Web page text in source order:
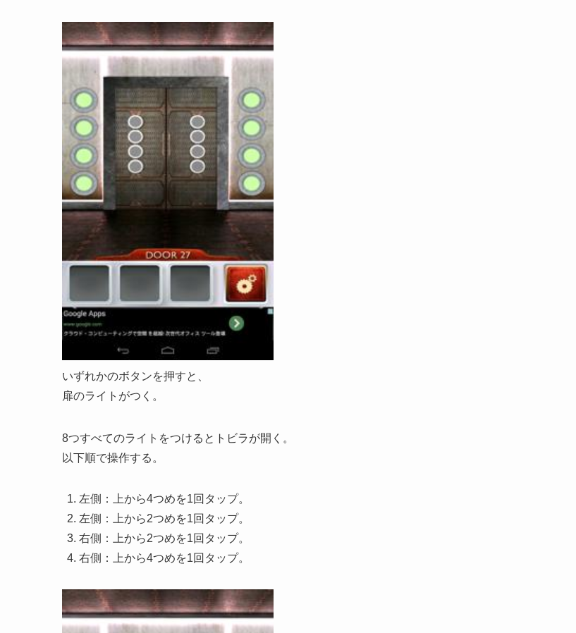
いずれかのボタンを押すと、
扉のライトがつく。
8つすべてのライトをつけるとトビラが開く。
以下順で操作する。
左側：上から4つめを1回タップ。
左側：上から2つめを1回タップ。
右側：上から2つめを1回タップ。
右側：上から4つめを1回タップ。